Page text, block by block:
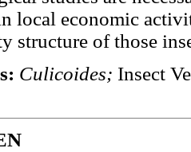
local economic
structure of those
Culicoides; Insect